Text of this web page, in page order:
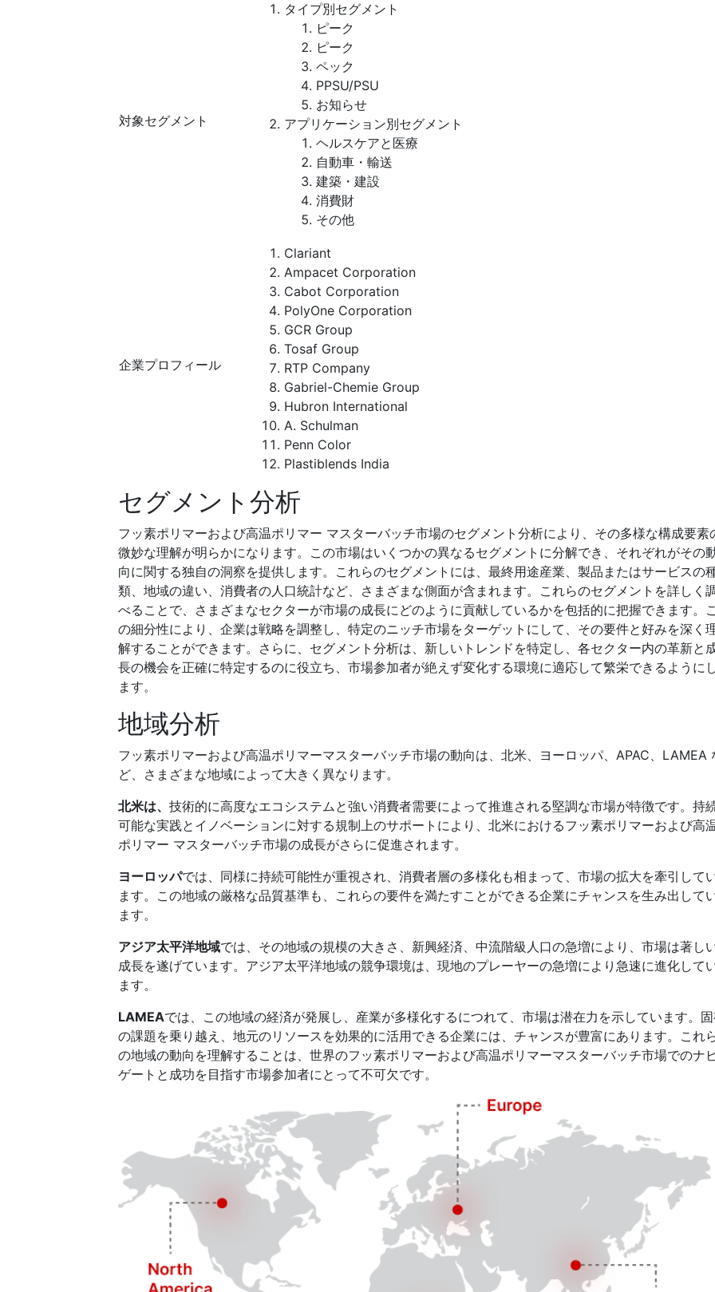
対象セグメント
タイプ別セグメント
ピーク
ピーク
ペック
PPSU/PSU
お知らせ
アプリケーション別セグメント
ヘルスケアと医療
自動車・輸送
建築・建設
消費財
その他
企業プロフィール
Clariant
Ampacet Corporation
Cabot Corporation
PolyOne Corporation
GCR Group
Tosaf Group
RTP Company
Gabriel-Chemie Group
Hubron International
A. Schulman
Penn Color
Plastiblends India
セグメント分析
フッ素ポリマーおよび高温ポリマー マスターバッチ市場のセグメント分析により、その多様な構成要素
微妙な理解が明らかになります。この市場はいくつかの異なるセグメントに分解でき、それぞれがその
向に関する独自の洞察を提供します。これらのセグメントには、最終用途産業、製品またはサービスの
類、地域の違い、消費者の人口統計など、さまざまな側面が含まれます。これらのセグメントを詳しく
べることで、さまざまなセクターが市場の成長にどのように貢献しているかを包括的に把握できます。こ
の細分性により、企業は戦略を調整し、特定のニッチ市場をターゲットにして、その要件と好みを深く
解することができます。さらに、セグメント分析は、新しいトレンドを特定し、各セクター内の革新と
長の機会を正確に特定するのに役立ち、市場参加者が絶えず変化する環境に適応して繁栄できるように
ます。
地域分析
フッ素ポリマーおよび高温ポリマーマスターバッチ市場の動向は、北米、ヨーロッパ、APAC、LAMEA
ど、さまざまな地域によって大きく異なります。
北米は、 技術的に高度なエコシステムと強い消費者需要によって推進される堅調な市場が特徴です。持
可能な実践とイノベーションに対する規制上のサポートにより、北米におけるフッ素ポリマーおよび高
ポリマー マスターバッチ市場の成長がさらに促進されます。
ヨーロッパでは、同様に持続可能性が重視され、消費者層の多様化も相まって、市場の拡大を牽引して
ます。この地域の厳格な品質基準も、これらの要件を満たすことができる企業にチャンスを生み出して
ます。
アジア太平洋地域では、その地域の規模の大きさ、新興経済、中流階級人口の急増により、市場は著し
成長を遂げています。アジア太平洋地域の競争環境は、現地のプレーヤーの急増により急速に進化して
ます。
LAMEAでは、この地域の経済が発展し、産業が多様化するにつれて、市場は潜在力を示しています。
の課題を乗り越え、地元のリソースを効果的に活用できる企業には、チャンスが豊富にあります。これ
の地域の動向を理解することは、世界のフッ素ポリマーおよび高温ポリマーマスターバッチ市場でのナ
ゲートと成功を目指す市場参加者にとって不可欠です。